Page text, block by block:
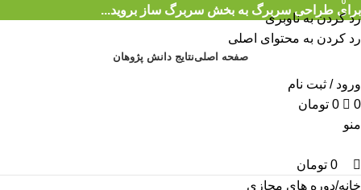
رد کردن به ناوبری
رد کردن به محتوای اصلی
برای طراحی سربرگ به بخش سربرگ ساز بروید...
صفحه اصلینتایج دانش پژوهان
ورود / ثبت نام
0
0 تومان
منو
0
0 تومان
خانه دوره های مجازی
0